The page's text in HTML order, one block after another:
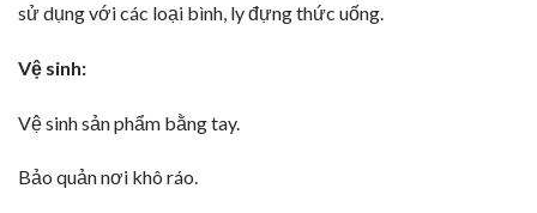
sử dụng với các loại bình, ly đựng thức uống.
Vệ sinh:
Vệ sinh sản phẩm bằng tay.
Bảo quản nơi khô ráo.